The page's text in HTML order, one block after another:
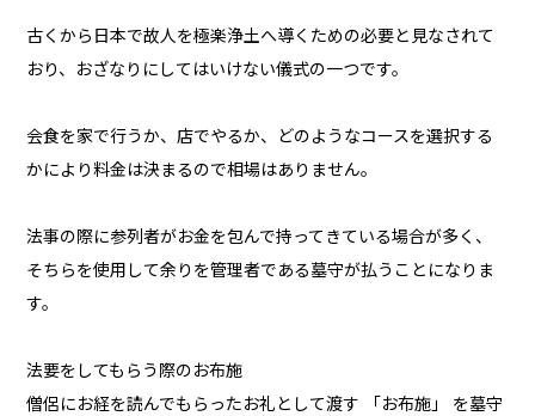
古くから日本で故人を極楽浄土へ導くための必要と見なされて
おり、おざなりにしてはいけない儀式の一つです。
会食を家で行うか、店でやるか、どのようなコースを選択する
かにより料金は決まるので相場はありません。
法事の際に参列者がお金を包んで持ってきている場合が多く、
そちらを使用して余りを管理者である墓守が払うことになりま
す。
法要をしてもらう際のお布施
僧侶にお経を読んでもらったお礼として渡す 「お布施」 を墓守